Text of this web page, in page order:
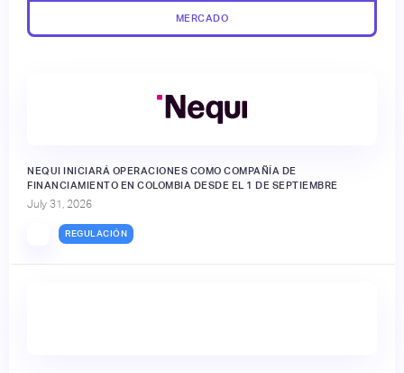
MERCADO
NEQUI INICIARÁ OPERACIONES COMO COMPAÑÍA DE
FINANCIAMIENTO EN COLOMBIA DESDE EL 1 DE SEPTIEMBRE
July 31, 2026
REGULACIÓN